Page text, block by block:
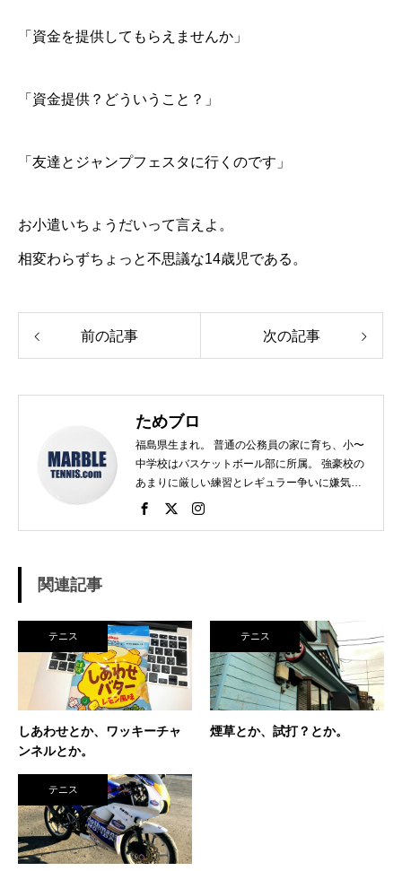
「資金を提供してもらえませんか」
「資金提供？どういうこと？」
「友達とジャンプフェスタに行くのです」
お小遣いちょうだいって言えよ。
相変わらずちょっと不思議な14歳児である。
前の記事 次の記事
ためブロ
福島県生まれ。 普通の公務員の家に育ち、小〜
中学校はバスケットボール部に所属。 強豪校の
あまりに厳しい練習とレギュラー争いに嫌気が
さし、個人スポーツをやることに。 高校で見つ
素振りをした途端に、先輩に「センスなし」か
ら一刀両断。（笑） そんなテニスとの出会い
が、今に至り、テニスで生きているという不思
議な人生。 テニスを軸にたくさん勉強させても
らったことを駆使して、 テニス業界、スポーツ
ビジネス界で生きている今現在。 座右の銘は
関連記事
テニス
しあわせとか、ワッキーチャ
ンネルとか。
テニス
煙草とか、試打？とか。
テニス